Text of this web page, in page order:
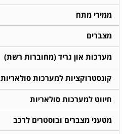
ממירי מתח
מצברים
מערכות און גריד (מחוברות רשת)
קונסטרוקציות למערכות סולאריות
חיווט למערכות סולאריות
מטעני מצברים ובוסטרים לרכב